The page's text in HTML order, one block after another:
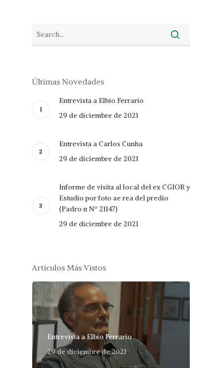
Últimas Novedades
Entrevista a Elbio Ferrario
29 de diciembre de 2021
Entrevista a Carlos Cunha
29 de diciembre de 2021
Informe de visita al local del ex CGIOR y
Estudio por foto ae rea del predio
(Padro n Nº 21147)
29 de diciembre de 2021
Artículos Más Vistos
Entrevista a Elbio Ferrario
29 de diciembre de 2021